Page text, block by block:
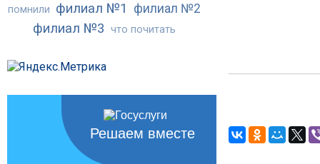
помнили филиал №1 филиал №2
филиал №3 что почитать
Решаем вместе